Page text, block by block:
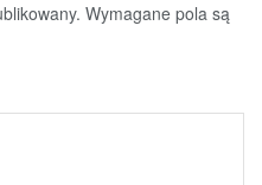
Wymagane pola są